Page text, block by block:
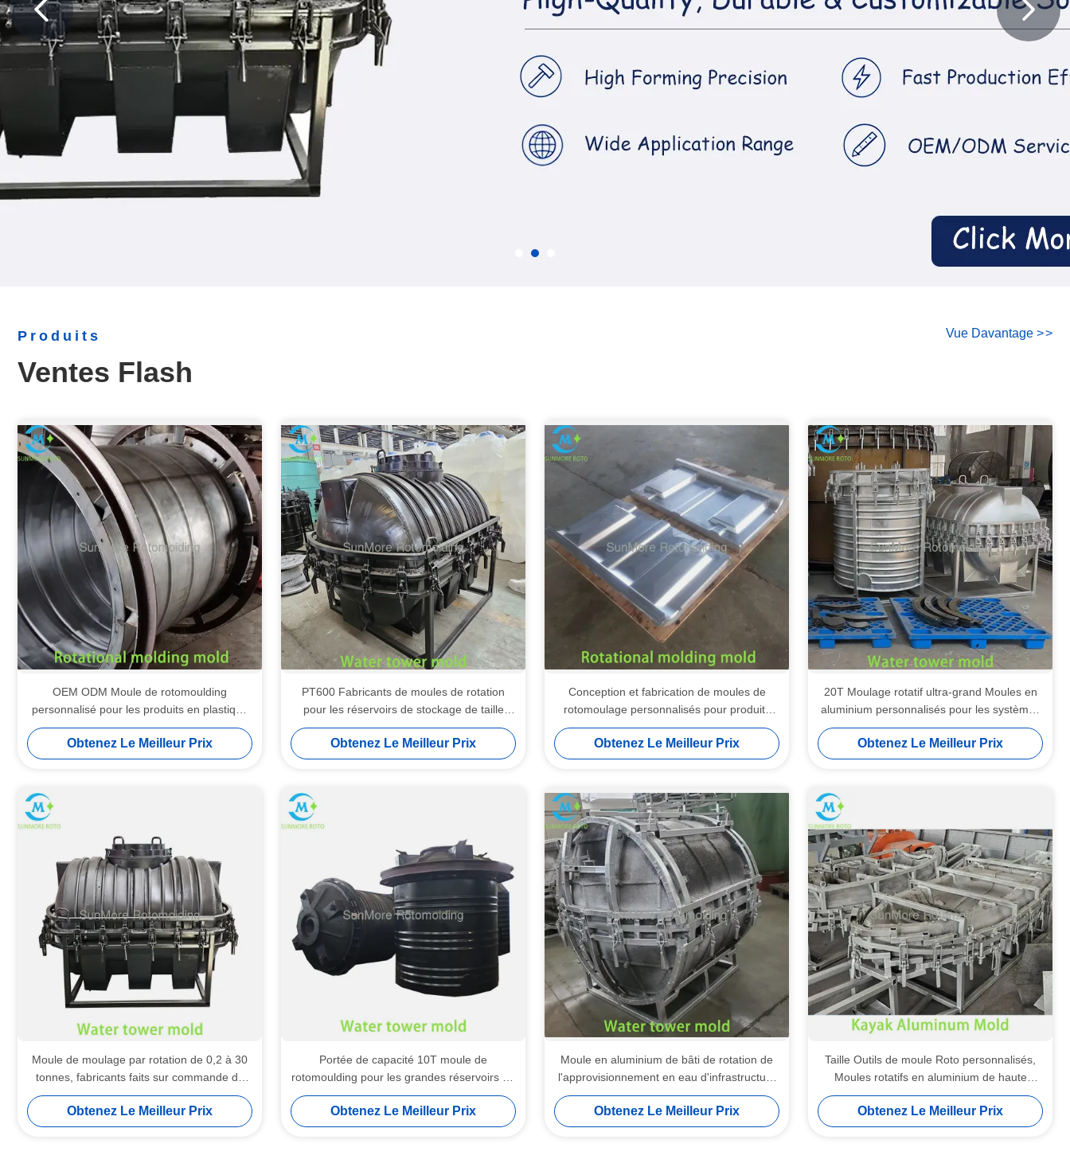
Produits
Ventes Flash
Vue Davantage >>
OEM ODM Moule de rotomoulding
personnalisé pour les produits en plastique
creux
Obtenez Le Meilleur Prix
PT600 Fabricants de moules de rotation
pour les réservoirs de stockage de taille
moyenne et petite de 0,6 tonnes dans le
secteur agricole
Obtenez Le Meilleur Prix
Conception et fabrication de moules de
rotomoulage personnalisés pour produits
creux industriels
Obtenez Le Meilleur Prix
20T Moulage rotatif ultra-grand Moules en
aluminium personnalisés pour les systèmes
d'infrastructure critique
Obtenez Le Meilleur Prix
Moule de moulage par rotation de 0,2 à 30
tonnes, fabricants faits sur commande de
moule de Roto pour le réservoir d'eau
Obtenez Le Meilleur Prix
Portée de capacité 10T moule de
rotomoulding pour les grandes réservoirs de
stockage / applications d'ingénierie
Obtenez Le Meilleur Prix
Moule en aluminium de bâti de rotation de
l'approvisionnement en eau d'infrastructure
15T pour de grands systèmes de stockage
Obtenez Le Meilleur Prix
Taille Outils de moule Roto personnalisés,
Moules rotatifs en aluminium de haute
durabilité
Obtenez Le Meilleur Prix